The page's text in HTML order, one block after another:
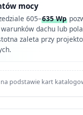
mocy
605–635 Wp
dachu lub
zaleta przy
podstawie kart